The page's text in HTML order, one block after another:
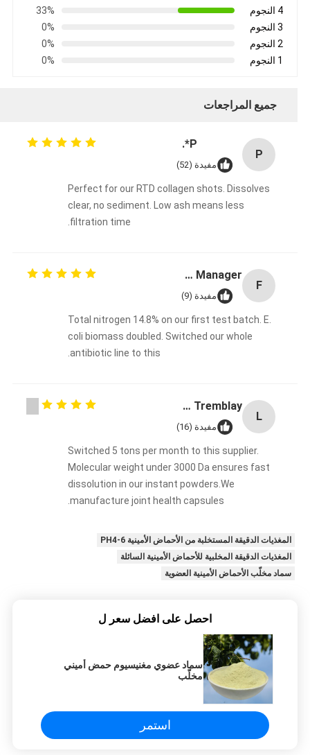
4 النجوم
33%
3 النجوم
0%
2 النجوم
0%
1 النجوم
0%
جميع المراجعات
P
P*.
مفيدة (52)
Perfect for our RTD collagen shots. Dissolves
clear, no sediment. Low ash means less
filtration time.
F
Fermentation Manager
مفيدة (9)
Total nitrogen 14.8% on our first test batch. E.
coli biomass doubled. Switched our whole
antibiotic line to this.
L
Lisa Tremblay
مفيدة (16)
Switched 5 tons per month to this supplier.
Molecular weight under 3000 Da ensures fast
dissolution in our instant powders.We
manufacture joint health capsules.
المغذيات الدقيقة المستخلبة من الأحماض الأمينية PH4-6
المغذيات الدقيقة المخلبية للأحماض الأمينية السائلة
سماد مخلّب الأحماض الأمينية العضوية
احصل على افضل سعر ل
سماد عضوي مغنيسيوم حمض أميني
مخلّب
استمر